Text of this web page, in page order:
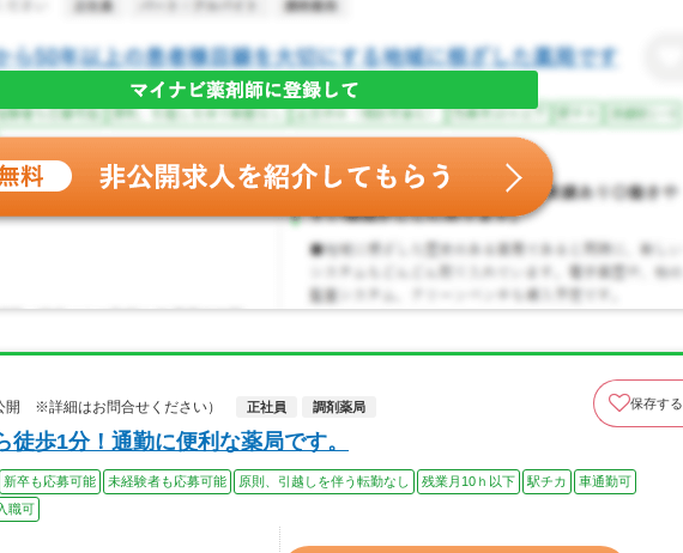
開 ※詳細はお問合せください）
正社員 調剤薬局 保存する
徒歩1分！通勤に便利な薬局です。
新卒も応募可能 未経験者も応募可能 原則、引越しを伴う転勤なし 残業月10ｈ以下 駅チカ
車通勤可
職可